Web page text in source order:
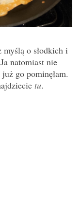
o słodkich i
natomiast nie
go pominęłam.
tu.